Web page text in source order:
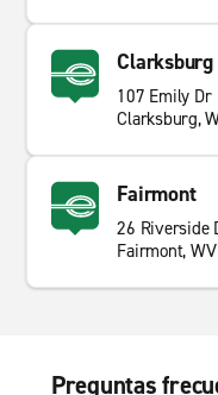
Clarksburg
107 Emily Dr
Clarksburg,
Fairmont
26 Riverside
Fairmont,
Preguntas